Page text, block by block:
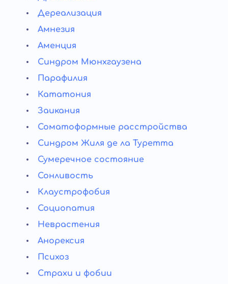
Дереализация
Амнезия
Аменция
Синдром Мюнхгаузена
Парафилия
Кататония
Заикания
Соматоформные расстройства
Синдром Жиля де ла Туретта
Сумеречное состояние
Сонливость
Клаустрофобия
Социопатия
Неврастения
Анорексия
Психоз
Страхи и фобии